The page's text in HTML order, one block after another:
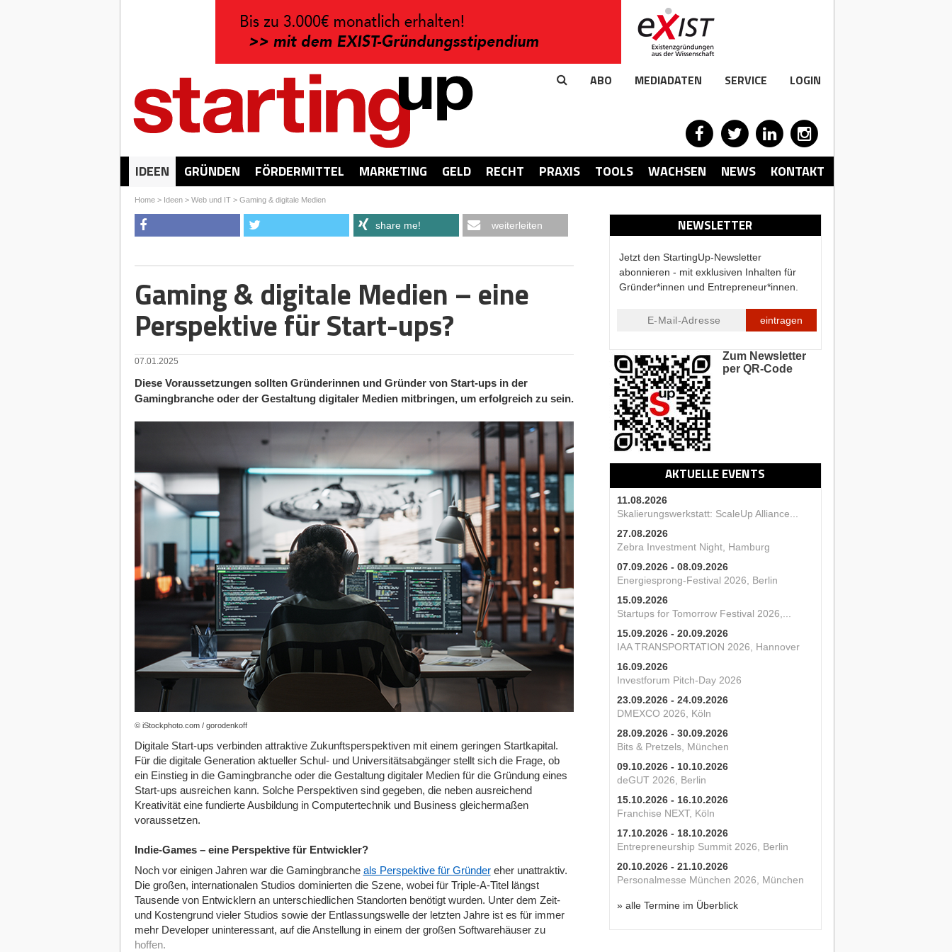
ABO MEDIADATEN SERVICE LOGIN
IDEEN GRÜNDEN FÖRDERMITTEL MARKETING GELD RECHT PRAXIS TOOLS WACHSEN NEWS KONTAKT
Home> Ideen> Web und IT> Gaming & digitale Medien
NEWSLETTER
Jetzt den StartingUp-Newsletter
abonnieren - mit exklusiven Inhalten für
Gründer*innen und Entrepreneur*innen.
eintragen
Zum Newsletter
per QR-Code
AKTUELLE EVENTS
11.08.2026
Skalierungswerkstatt: ScaleUp Alliance...
27.08.2026
Zebra Investment Night, Hamburg
07.09.2026 - 08.09.2026
Energiesprong-Festival 2026, Berlin
15.09.2026
Startups for Tomorrow Festival 2026,...
15.09.2026 - 20.09.2026
IAA TRANSPORTATION 2026, Hannover
16.09.2026
Investforum Pitch-Day 2026
23.09.2026 - 24.09.2026
DMEXCO 2026, Köln
28.09.2026 - 30.09.2026
Bits & Pretzels, München
09.10.2026 - 10.10.2026
deGUT 2026, Berlin
15.10.2026 - 16.10.2026
Franchise NEXT, Köln
17.10.2026 - 18.10.2026
Entrepreneurship Summit 2026, Berlin
20.10.2026 - 21.10.2026
Personalmesse München 2026, München
» alle Termine im Überblick
share me! weiterleiten
Gaming & digitale Medien – eine
Perspektive für Start-ups?
07.01.2025
Diese Voraussetzungen sollten Gründerinnen und Gründer von Start-ups in der
Gamingbranche oder der Gestaltung digitaler Medien mitbringen, um erfolgreich zu sein.
© iStockphoto.com / gorodenkoff
Digitale Start-ups verbinden attraktive Zukunftsperspektiven mit einem geringen Startkapital.
Für die digitale Generation aktueller Schul- und Universitätsabgänger stellt sich die Frage, ob
ein Einstieg in die Gamingbranche oder die Gestaltung digitaler Medien für die Gründung eines
Start-ups ausreichen kann. Solche Perspektiven sind gegeben, die neben ausreichend
Kreativität eine fundierte Ausbildung in Computertechnik und Business gleichermaßen
voraussetzen.
Indie-Games – eine Perspektive für Entwickler?
Noch vor einigen Jahren war die Gamingbranche als Perspektive für Gründereher unattraktiv.
Die großen, internationalen Studios dominierten die Szene, wobei für Triple-A-Titel längst
Tausende von Entwicklern an unterschiedlichen Standorten benötigt wurden. Unter dem Zeit-
und Kostengrund vieler Studios sowie der Entlassungswelle der letzten Jahre ist es für immer
mehr Developer uninteressant, auf die Anstellung in einem der großen Softwarehäuser zu
hoffen.